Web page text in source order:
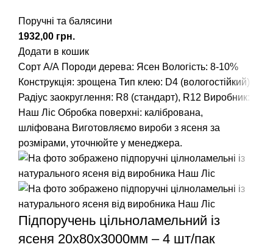
Поручні та балясини
грн.
Додати в кошик
Сорт А/А Породи дерева: Ясен Вологість: 8-10%
Конструкція: зрощена Тип клею: D4 (вологостійкий)
Радіус заокруглення: R8 (стандарт), R12 Виробник:
Наш Ліс Обробка поверхні: калібрована,
шліфована Виготовляємо вироби з ясеня за
розмірами, уточнюйте у менеджера.
Підпоручень цільноламельний із
ясеня 20x80x3000мм – 4 шт/пак